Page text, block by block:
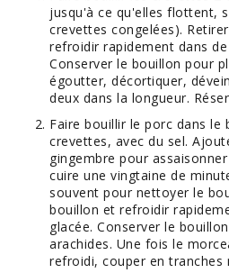
jusqu'à ce qu'elles flottent,
crevettes congelées).
refroidir rapidement dans
Conserver le bouillon pour
égoutter, décortiquer,
deux dans la longueur.
Faire bouillir le porc dans le
crevettes, avec du sel.
gingembre pour
cuire une vingtaine de
souvent pour nettoyer le
bouillon et refroidir
glacée. Conserver le
arachides. Une fois le
refroidi, couper en tranches